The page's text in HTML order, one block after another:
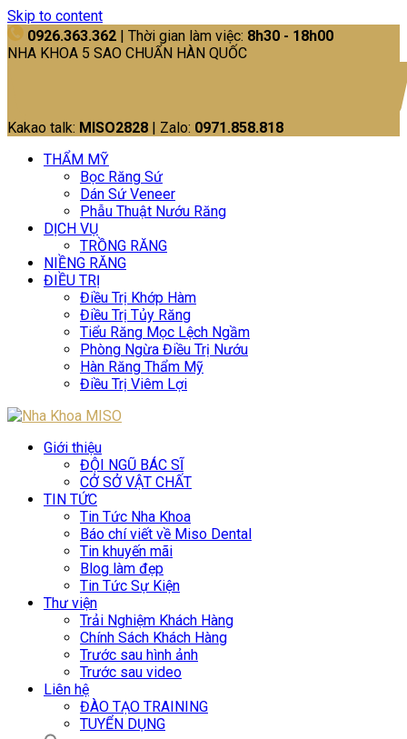
Skip to content
0926.363.362 | Thời gian làm việc: 8h30 - 18h00
NHA KHOA 5 SAO CHUẨN HÀN QUỐC
Kakao talk: MISO2828 | Zalo: 0971.858.818
THẨM MỸ
Bọc Răng Sứ
Dán Sứ Veneer
Phẫu Thuật Nướu Răng
DỊCH VỤ
TRỒNG RĂNG
NIỀNG RĂNG
ĐIỀU TRỊ
Điều Trị Khớp Hàm
Điều Trị Tủy Răng
Tiểu Răng Mọc Lệch Ngầm
Phòng Ngừa Điều Trị Nướu
Hàn Răng Thẩm Mỹ
Điều Trị Viêm Lợi
Giới thiệu
ĐỘI NGŨ BÁC SĨ
CỞ SỞ VẬT CHẤT
TIN TỨC
Tin Tức Nha Khoa
Báo chí viết về Miso Dental
Tin khuyến mãi
Blog làm đẹp
Tin Tức Sự Kiện
Thư viện
Trải Nghiệm Khách Hàng
Chính Sách Khách Hàng
Trước sau hình ảnh
Trước sau video
Liên hệ
ĐÀO TẠO TRAINING
TUYỂN DỤNG